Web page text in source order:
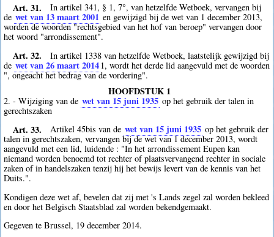
Art. 31.
In artikel 341, § 1, 7°, van hetzelfde Wetboek, vervangen bij
de wet van 13 maart 2001 en gewijzigd bij de wet van 1 december 2013,
worden de woorden "rechtsgebied van het hof van beroep" vervangen door
het woord "arrondissement".
Art. 32.
In artikel 1338 van hetzelfde Wetboek, laatstelijk gewijzigd bij
de wet van 26 maart 2014 1, wordt het derde lid aangevuld met de woorden
", ongeacht het bedrag van de vordering".
HOOFDSTUK 1
2. - Wijziging van de wet van 15 juni 1935 op het gebruik der talen in
gerechtszaken
Art. 33. Artikel 45bis van de wet van 15 juni 1935 op het gebruik der
talen in gerechtszaken, vervangen bij de wet van 1 december 2013, wordt
aangevuld met een lid, luidende : "In het arrondissement Eupen kan
niemand worden benoemd tot rechter of plaatsvervangend rechter in sociale
zaken of in handelszaken tenzij hij het bewijs levert van de kennis van het
Duits.".
Kondigen deze wet af, bevelen dat zij met 's Lands zegel zal worden bekleed
en door het Belgisch Staatsblad zal worden bekendgemaakt.
Gegeven te Brussel, 19 december 2014.